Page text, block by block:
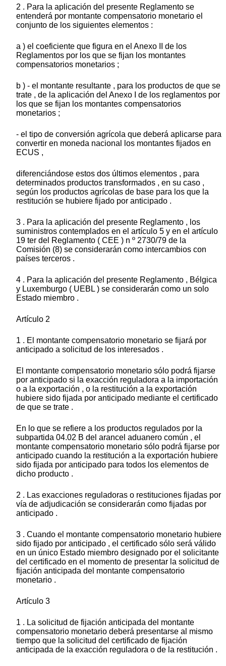
2 . Para la aplicación del presente Reglamento se
entenderá por montante compensatorio monetario el
conjunto de los siguientes elementos :
a ) el coeficiente que figura en el Anexo II de los
Reglamentos por los que se fijan los montantes
compensatorios monetarios ;
b ) - el montante resultante , para los productos de que se
trate , de la aplicación del Anexo I de los reglamentos por
los que se fijan los montantes compensatorios
monetarios ;
- el tipo de conversión agrícola que deberá aplicarse para
convertir en moneda nacional los montantes fijados en
ECUS ,
diferenciándose estos dos últimos elementos , para
determinados productos transformados , en su caso ,
según los productos agrícolas de base para los que la
restitución se hubiere fijado por anticipado .
3 . Para la aplicación del presente Reglamento , los
suministros contemplados en el artículo 5 y en el artículo
19 ter del Reglamento ( CEE ) n º 2730/79 de la
Comisión (8) se considerarán como intercambios con
países terceros .
4 . Para la aplicación del presente Reglamento , Bélgica
y Luxemburgo ( UEBL ) se considerarán como un solo
Estado miembro .
Artículo 2
1 . El montante compensatorio monetario se fijará por
anticipado a solicitud de los interesados .
El montante compensatorio monetario sólo podrá fijarse
por anticipado si la exacción reguladora a la importación
o a la exportación , o la restitución a la exportación
hubiere sido fijada por anticipado mediante el certificado
de que se trate .
En lo que se refiere a los productos regulados por la
subpartida 04.02 B del arancel aduanero común , el
montante compensatorio monetario sólo podrá fijarse por
anticipado cuando la restitución a la exportación hubiere
sido fijada por anticipado para todos los elementos de
dicho producto .
2 . Las exacciones reguladoras o restituciones fijadas por
vía de adjudicación se considerarán como fijadas por
anticipado .
3 . Cuando el montante compensatorio monetario hubiere
sido fijado por anticipado , el certificado sólo será válido
en un único Estado miembro designado por el solicitante
del certificado en el momento de presentar la solicitud de
fijación anticipada del montante compensatorio
monetario .
Artículo 3
1 . La solicitud de fijación anticipada del montante
compensatorio monetario deberá presentarse al mismo
tiempo que la solicitud del certificado de fijación
anticipada de la exacción reguladora o de la restitución .